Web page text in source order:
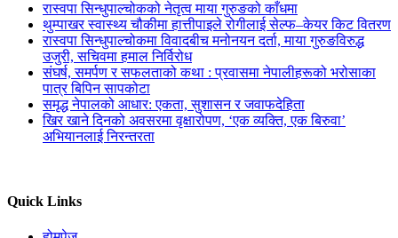
रास्वपा सिन्धुपाल्चोकको नेतृत्व माया गुरुङको काँधमा
थुम्पाखर स्वास्थ्य चौकीमा हात्तीपाइले रोगीलाई सेल्फ–केयर किट वितरण
रास्वपा सिन्धुपाल्चोकमा विवादबीच मनोनयन दर्ता, माया गुरुङविरुद्ध
उजुरी, सचिवमा हमाल निर्विरोध
संघर्ष, समर्पण र सफलताको कथा : प्रवासमा नेपालीहरूको भरोसाका
पात्र बिपिन सापकोटा
समृद्ध नेपालको आधार: एकता, सुशासन र जवाफदेहिता
खिर खाने दिनको अवसरमा वृक्षारोपण, ‘एक व्यक्ति, एक बिरुवा’
अभियानलाई निरन्तरता
Quick Links